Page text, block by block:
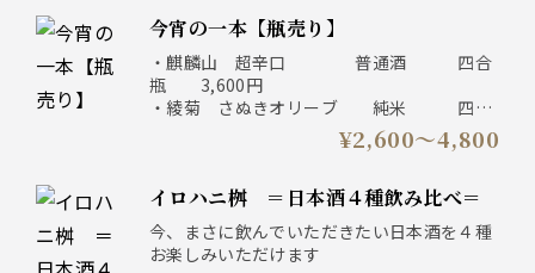
・吉乃川 純米
490円
・辨天娘 玉栄 純
米 590円
・剣菱 黒松 山腐本醸造１ー５
年 490円
・澤屋まつもと 守破離 愛山 純米長期熟
今宵の一本【瓶売り】
・麒麟山 超辛口 普通酒 四合
瓶 3,600円
・綾菊 さぬきオリーブ 純米 四合
・風の森 秋津穂６５７ 純米 四合
・七賢 山ノ霞 スパークリング ３６０
ml 2,600円
¥2,600〜4,800
イロハニ桝 ＝日本酒４種飲み比べ＝
今、まさに飲んでいただきたい日本酒を４種
お楽しみいただけます